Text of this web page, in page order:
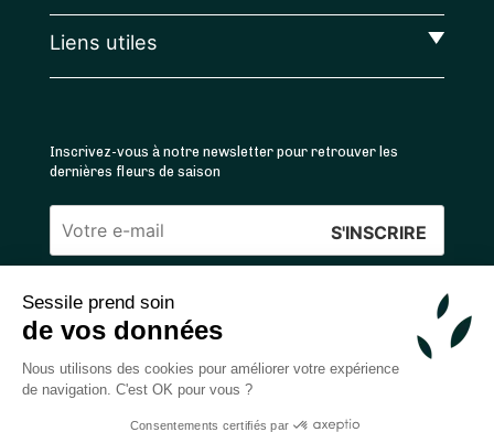
Sessile prend soin
de vos données
Nous utilisons des cookies pour améliorer votre expérience
de navigation. C'est OK pour vous ?
Consentements certifiés par
Liens utiles
Inscrivez-vous à notre newsletter pour retrouver les
dernières fleurs de saison
Veuillez
ce
champ
4.4 /5 ⭐ | 120 000+ bouquets livrés |
Achats 100% sécurisés
2026 — © Sessile SAS